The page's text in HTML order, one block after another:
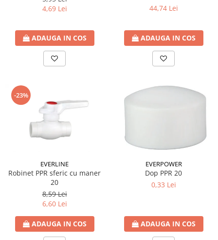
4,69 Lei
ADAUGA IN COS
44,74 Lei
ADAUGA IN COS
-23%
EVERLINE
Robinet PPR sferic cu maner
20
8,59 Lei
6,60 Lei
ADAUGA IN COS
EVERPOWER
Dop PPR 20
0,33 Lei
ADAUGA IN COS